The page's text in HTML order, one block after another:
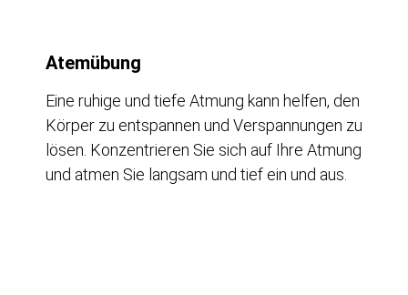
Atemübung
Eine ruhige und tiefe Atmung kann helfen, den
Körper zu entspannen und Verspannungen zu
lösen. Konzentrieren Sie sich auf Ihre Atmung
und atmen Sie langsam und tief ein und aus.